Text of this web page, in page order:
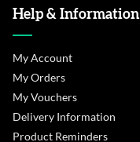
Help & Information
My Account
My Orders
My Vouchers
Delivery Information
Product Reminders